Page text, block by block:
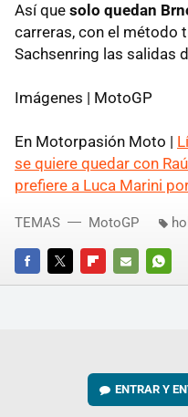
Así que solo quedan
carreras, con el método
Sachsenring las salidas
Imágenes | MotoGP
En Motorpasión Moto |
se quiere quedar con
prefiere a Luca Marini
FACEBOOKTWITTERFLIPBOARD
E-
TEMAS MotoGP
ENTRAR Y